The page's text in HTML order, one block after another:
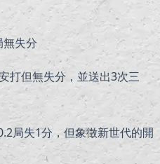
失分
打但無失分，並送出3次三
局失1分，但象徵新世代的開